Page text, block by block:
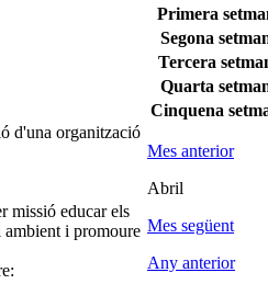
d'una organització
missió educar els
i promoure
Primera
Segona
Tercera
Quarta
Cinquena
Mes anterior
Abril
Mes següent
Any anterior